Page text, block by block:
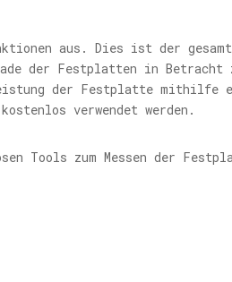
aus. Dies ist der
der Festplatten in Betracht
der Festplatte mithilfe
verwendet werden.
Tools zum Messen der